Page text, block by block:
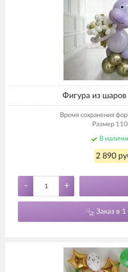
Фигура из
Время сохранения
Размер
В
2 890
- +
Заказ в 1